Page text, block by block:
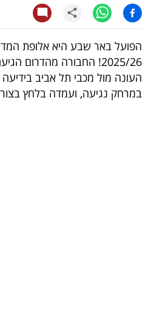
ויראלי
טלוויזיה
עסקי
ספורט
הפועל באר שבע היא אלופת
2025/26! החבורה
העונה מול מכבי תל אביב
במרחק נגיעה, ועמדה בלחץ